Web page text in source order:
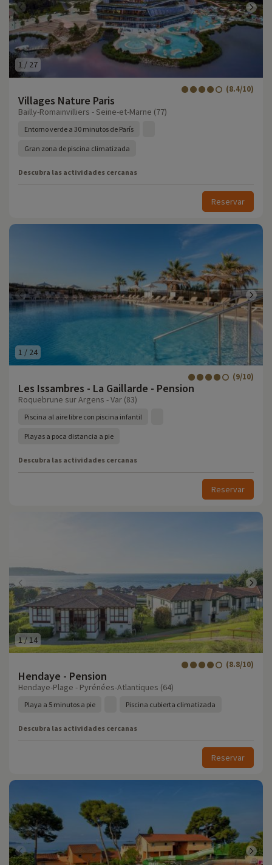
1 / 27
Villages Nature Paris
(8.4/10)
Bailly-Romainvilliers - Seine-et-Marne (77)
Entorno verde a 30 minutos de París
Gran zona de piscina climatizada
Descubra las actividades cercanas
Reservar
1 / 24
Les Issambres - La Gaillarde - Pension
(9/10)
Roquebrune sur Argens - Var (83)
Piscina al aire libre con piscina infantil
Playas a poca distancia a pie
Descubra las actividades cercanas
Reservar
1/ 14
Hendaye - Pension
(8.8/10)
Hendaye-Plage - Pyrénées-Atlantiques (64)
Playa a 5 minutos a pie Piscina cubierta climatizada
Descubra las actividades cercanas
Reservar